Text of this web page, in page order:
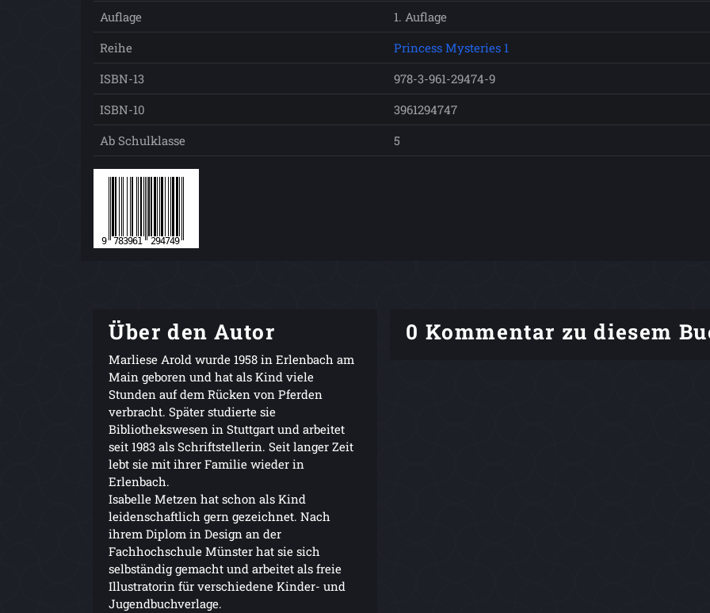
Auflage
1. Auflage
Reihe
Princess Mysteries 1
ISBN-13
978-3-961-29474-9
ISBN-10
3961294747
Ab Schulklasse
5
Über den Autor
Marliese Arold wurde 1958 in Erlenbach am
Main geboren und hat als Kind viele
Stunden auf dem Rücken von Pferden
verbracht. Später studierte sie
Bibliothekswesen in Stuttgart und arbeitet
seit 1983 als Schriftstellerin. Seit langer Zeit
lebt sie mit ihrer Familie wieder in
Erlenbach.
Isabelle Metzen hat schon als Kind
leidenschaftlich gern gezeichnet. Nach
ihrem Diplom in Design an der
Fachhochschule Münster hat sie sich
selbständig gemacht und arbeitet als freie
Illustratorin für verschiedene Kinder- und
Jugendbuchverlage.
0 Kommentar zu diesem